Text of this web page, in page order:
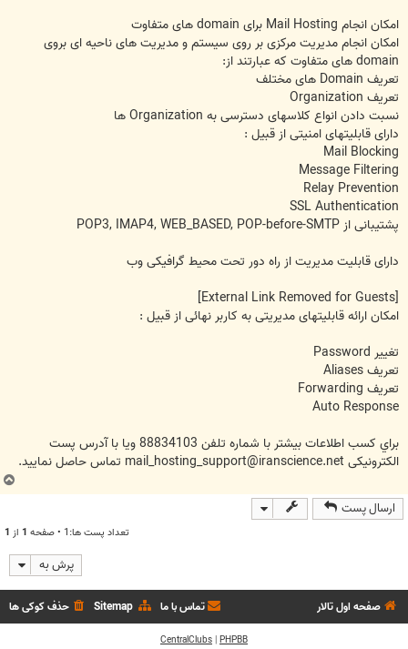
امکان انجام Mail Hosting برای domain های متفاوت
امکان انجام مديريت مرکزی بر روی سيستم و مديريت های ناحيه ای بروی
domain های متفاوت که عبارتند از:
تعريف Domain های مختلف
تعريف Organization
نسبت دادن انواع کلاسهای دسترسی به Organization ها
دارای قابليتهای امنيتی از قبيل :
Mail Blocking
Message Filtering
Relay Prevention
SSL Authentication
پشتيبانی از POP3, IMAP4, WEB_BASED, POP-before-SMTP
دارای قابليت مديريت از راه دور تحت محيط گرافيکی وب
[External Link Removed for Guests]
امکان ارائه قابليتهای مديريتی به کاربر نهائی از قبيل :
تغيير Password
تعريف Aliases
تعريف Forwarding
Auto Response
براي کسب اطلاعات بيشتر با شماره تلفن 88834103 ويا با آدرس پست
الکترونيکی mail_hosting_support@iranscience.net تماس حاصل نماييد.
ارسال پست
تعداد پست ها:1 • صفحه 1 از 1
پرش به
صفحه اول تالار حذف کوکی ها Sitemap تماس با ما
PHPBB
|
CentralClubs